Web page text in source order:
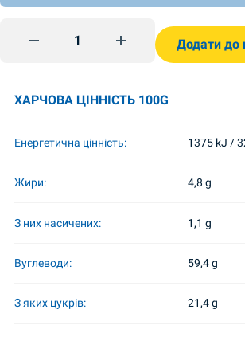
Вівсяна каша з чорницею 40г quantity
Додати до
ХАРЧОВА ЦІННІСТЬ 100G
Енергетична цінність: 1375 kJ /
Жири: 4,8 g
З них насичених: 1,1 g
Вуглеводи: 59,4 g
З яких цукрів: 21,4 g